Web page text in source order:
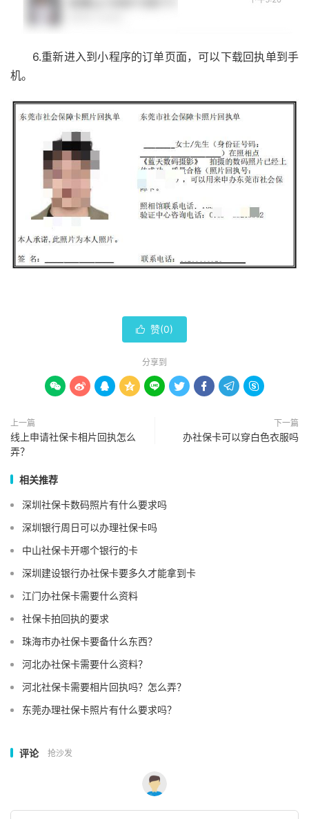
6.重新进入到小程序的订单页面，可以下载回执单到手
机。
 赞(0)
分享到
        
上一篇
线上申请社保卡相片回执怎么
弄？
下一篇
办社保卡可以穿白色衣服吗
相关推荐
深圳社保卡数码照片有什么要求吗
深圳银行周日可以办理社保卡吗
中山社保卡开哪个银行的卡
深圳建设银行办社保卡要多久才能拿到卡
江门办社保卡需要什么资料
社保卡拍回执的要求
珠海市办社保卡要备什么东西？
河北办社保卡需要什么资料？
河北社保卡需要相片回执吗？怎么弄？
东莞办理社保卡照片有什么要求吗？
评论 抢沙发